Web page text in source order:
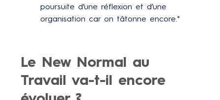
poursuite d’une réflexion et d’une
organisation car on tâtonne encore."
Le New Normal au
Travail va-t-il encore